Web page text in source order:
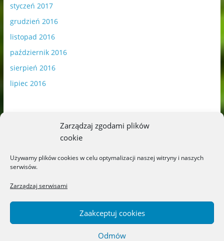
Zarządzaj zgodami plików
cookie
Używamy plików cookies w celu optymalizacji naszej witryny i naszych
serwisów.
Zarządzaj serwisami
Zaakceptuj cookies
Odmów
styczeń 2017
grudzień 2016
listopad 2016
październik 2016
sierpień 2016
lipiec 2016